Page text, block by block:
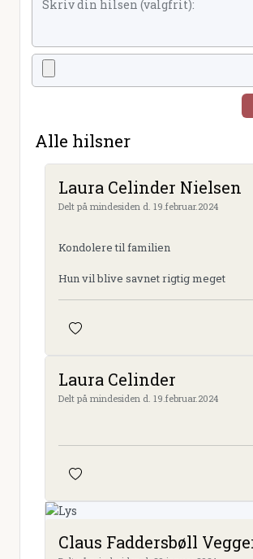
Alle hilsner
Laura Celinder Nielsen
Delt på mindesiden d. 19.februar.2024
Kondolere til familien
Hun vil blive savnet rigtig meget
Laura Celinder
Delt på mindesiden d. 19.februar.2024
Claus Faddersbøll